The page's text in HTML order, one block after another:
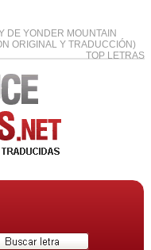
DE YONDER MOUNTAIN
ORIGINAL Y TRADUCCIÓN)
TOP LETRAS